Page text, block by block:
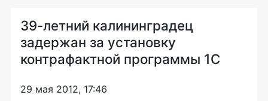
39-летний калининградец
задержан за установку
контрафактной программы 1С
29 мая 2012, 17:46